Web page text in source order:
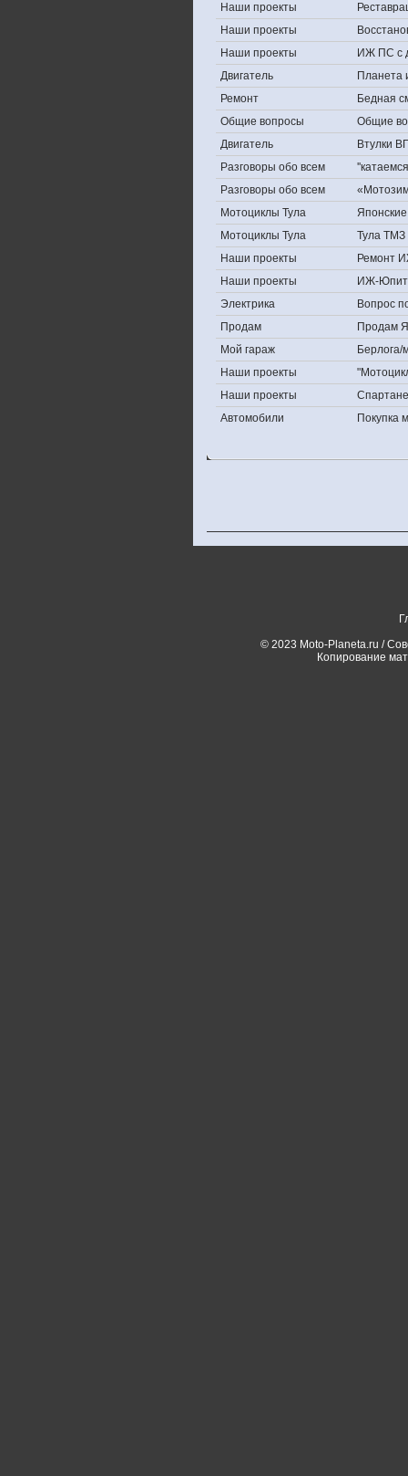
Наши проекты
Наши проекты
Наши проекты
ИЖ ПС с
Двигатель
Планета
Ремонт
Бедная
Общие вопросы
Общие
Двигатель
Втулки
Разговоры обо всем
Разговоры обо всем
Мотоциклы Тула
Мотоциклы Тула
Тула ТМЗ
Наши проекты
Ремонт
Наши проекты
ИЖ-
Электрика
Вопрос
Продам
Продам
Мой гараж
Берлога/
Наши проекты
Наши проекты
Автомобили
Покупка
© 2023 Moto-Planeta.ru /
Копирование